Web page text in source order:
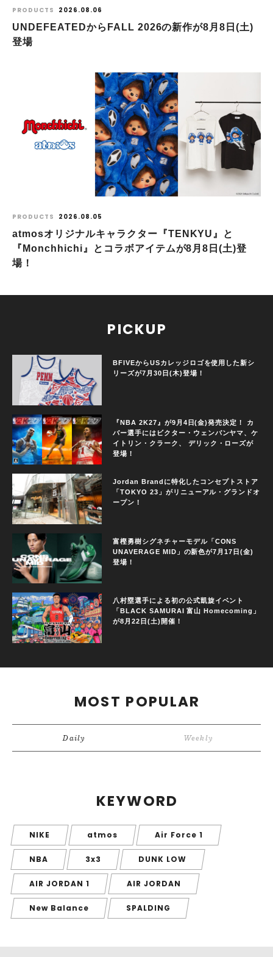
PRODUCTS 2026.08.06
UNDEFEATEDからFALL 2026の新作が8⽉8⽇(⼟)
登場
PRODUCTS 2026.08.05
atmosオリジナルキャラクター『TENKYU』と
『Monchhichi』とコラボアイテムが8月8日(土)登
場！
PICKUP
BFIVEからUSカレッジロゴを使用した新シ
リーズが7月30日(木)登場！
『NBA 2K27』が9月4日(金)発売決定！ カ
バー選手にはビクター・ウェンバンヤマ、ケ
イトリン・クラーク、 デリック・ローズが
登場！
Jordan Brandに特化したコンセプトストア
「TOKYO 23」がリニューアル・グランドオ
ープン！
富樫勇樹シグネチャーモデル「CONS
UNAVERAGE MID」の新色が7月17日(金)
登場！
八村塁選手による初の公式凱旋イベント
「BLACK SAMURAI 富山 Homecoming」
が8月22日(土)開催！
MOST POPULAR
Daily Weekly
KEYWORD
NIKE atmos Air Force 1
NBA 3x3 DUNK LOW
AIR JORDAN 1 AIR JORDAN
New Balance SPALDING